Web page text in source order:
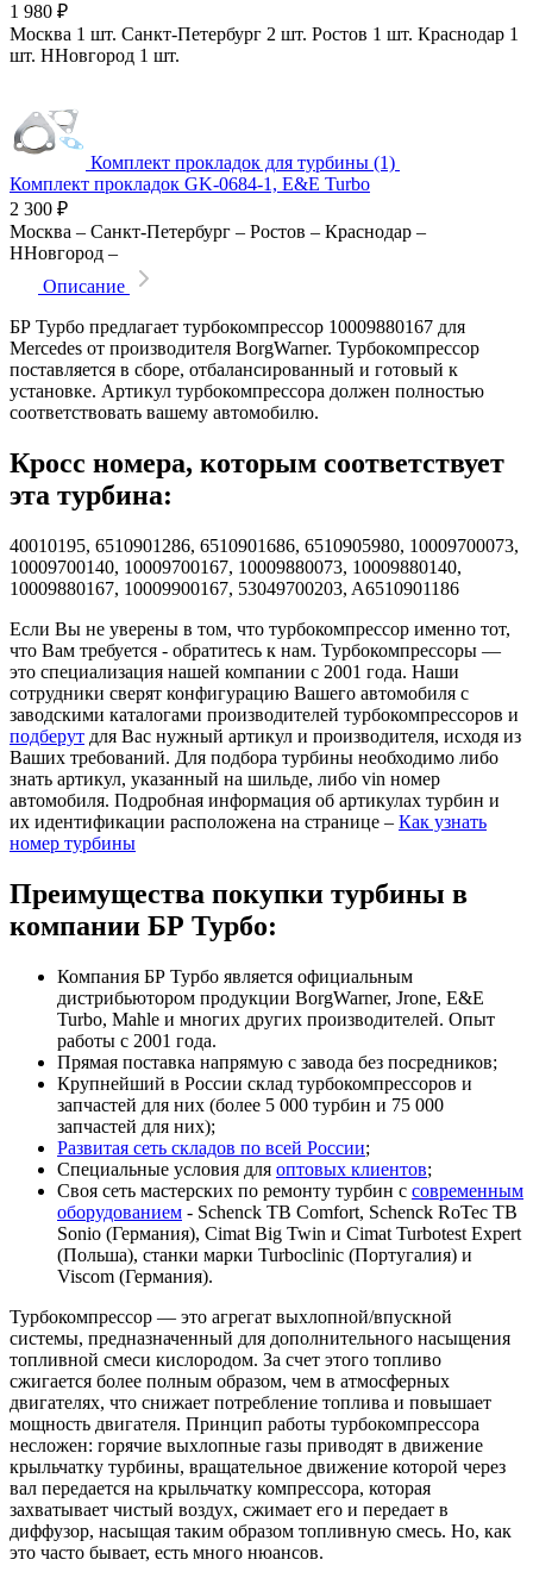
1 980 ₽
Москва 1 шт. Санкт-Петербург 2 шт. Ростов 1 шт. Краснодар 1
шт. ННовгород 1 шт.
Комплект прокладок для турбины (1)
Комплект прокладок GK-0684-1, E&E Turbo
2 300 ₽
Москва – Санкт-Петербург – Ростов – Краснодар –
ННовгород –
Описание
БР Турбо предлагает турбокомпрессор 10009880167 для
Mercedes от производителя BorgWarner. Турбокомпрессор
поставляется в сборе, отбалансированный и готовый к
установке. Артикул турбокомпрессора должен полностью
соответствовать вашему автомобилю.
Кросс номера, которым соответствует
эта турбина:
40010195, 6510901286, 6510901686, 6510905980, 10009700073,
10009700140, 10009700167, 10009880073, 10009880140,
10009880167, 10009900167, 53049700203, A6510901186
Если Вы не уверены в том, что турбокомпрессор именно тот,
что Вам требуется - обратитесь к нам. Турбокомпрессоры —
это специализация нашей компании с 2001 года. Наши
сотрудники сверят конфигурацию Вашего автомобиля с
заводскими каталогами производителей турбокомпрессоров и
подберут для Вас нужный артикул и производителя, исходя из
Ваших требований. Для подбора турбины необходимо либо
знать артикул, указанный на шильде, либо vin номер
автомобиля. Подробная информация об артикулах турбин и
их идентификации расположена на странице – Как узнать
номер турбины
Преимущества покупки турбины в
компании БР Турбо:
Компания БР Турбо является официальным
дистрибьютором продукции BorgWarner, Jrone, E&E
Turbo, Mahle и многих других производителей. Опыт
работы с 2001 года.
Прямая поставка напрямую с завода без посредников;
Крупнейший в России склад турбокомпрессоров и
запчастей для них (более 5 000 турбин и 75 000
запчастей для них);
Развитая сеть складов по всей России;
Специальные условия для оптовых клиентов;
Своя сеть мастерских по ремонту турбин с современным
оборудованием - Schenck TB Comfort, Schenck RoTec TB
Sonio (Германия), Cimat Big Twin и Cimat Turbotest Expert
(Польша), станки марки Turboclinic (Португалия) и
Viscom (Германия).
Турбокомпрессор — это агрегат выхлопной/впускной
системы, предназначенный для дополнительного насыщения
топливной смеси кислородом. За счет этого топливо
сжигается более полным образом, чем в атмосферных
двигателях, что снижает потребление топлива и повышает
мощность двигателя. Принцип работы турбокомпрессора
несложен: горячие выхлопные газы приводят в движение
крыльчатку турбины, вращательное движение которой через
вал передается на крыльчатку компрессора, которая
захватывает чистый воздух, сжимает его и передает в
диффузор, насыщая таким образом топливную смесь. Но, как
это часто бывает, есть много нюансов.